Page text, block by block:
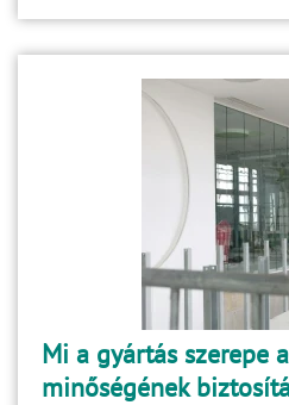
Mi a gyártás szerepe
minőségének